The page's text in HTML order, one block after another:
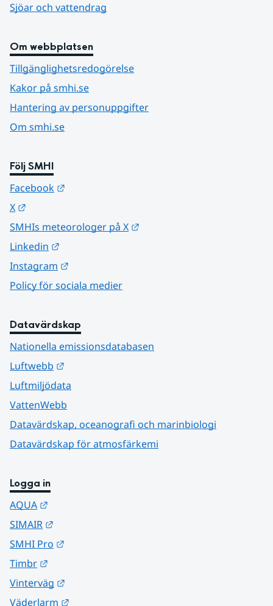
Sjöar och vattendrag
Om webbplatsen
Tillgänglighetsredogörelse
Kakor på smhi.se
Hantering av personuppgifter
Om smhi.se
Följ SMHI
Facebook
X
SMHIs meteorologer på X
Linkedin
Instagram
Policy för sociala medier
Datavärdskap
Nationella emissionsdatabasen
Luftwebb
Luftmiljödata
VattenWebb
Datavärdskap, oceanografi och marinbiologi
Datavärdskap för atmosfärkemi
Logga in
AQUA
SIMAIR
SMHI Pro
Timbr
Vinterväg
Väderlarm